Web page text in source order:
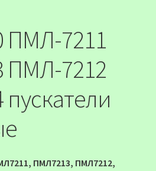
ПМЛ-7211
ПМЛ-7212
ПМЛ7213, ПМЛ7212,